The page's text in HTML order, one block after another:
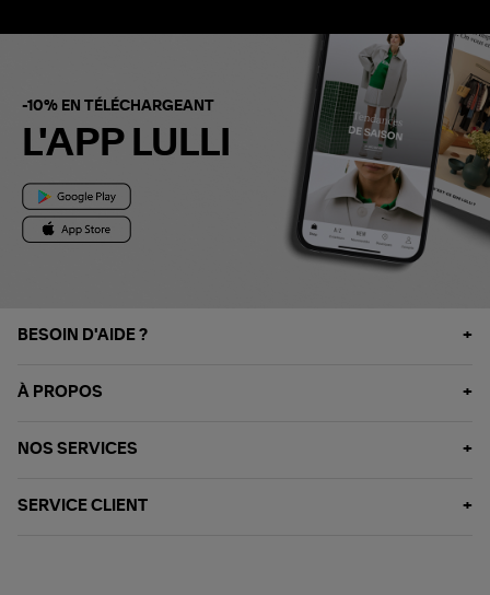
-10% EN TÉLÉCHARGEANT
L'APP LULLI
BESOIN D'AIDE ?
À PROPOS
NOS SERVICES
SERVICE CLIENT